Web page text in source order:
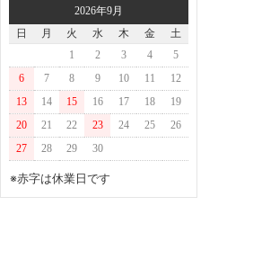
2026年9月
日
月 火 水 木 金
土
1
2 3 4
5
6
7 8 9 10 11
12
13
14 15 16 17 18
19
20
21 22 23 24 25
26
27
28 29 30
※赤字は休業日です